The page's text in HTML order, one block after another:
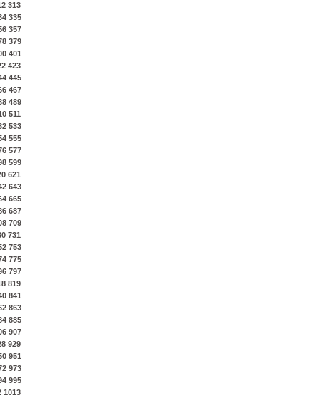
313
335
357
379
401
423
445
467
489
511
533
555
577
599
621
643
665
687
709
731
753
775
797
819
841
863
885
907
929
951
973
995
1013